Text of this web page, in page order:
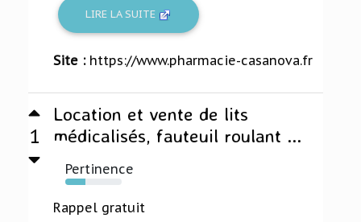
LIRE LA SUITE
Site : https://www.pharmacie-casanova.fr
1
Location et vente de lits
médicalisés, fauteuil roulant ...
Pertinence
35%
Rappel gratuit